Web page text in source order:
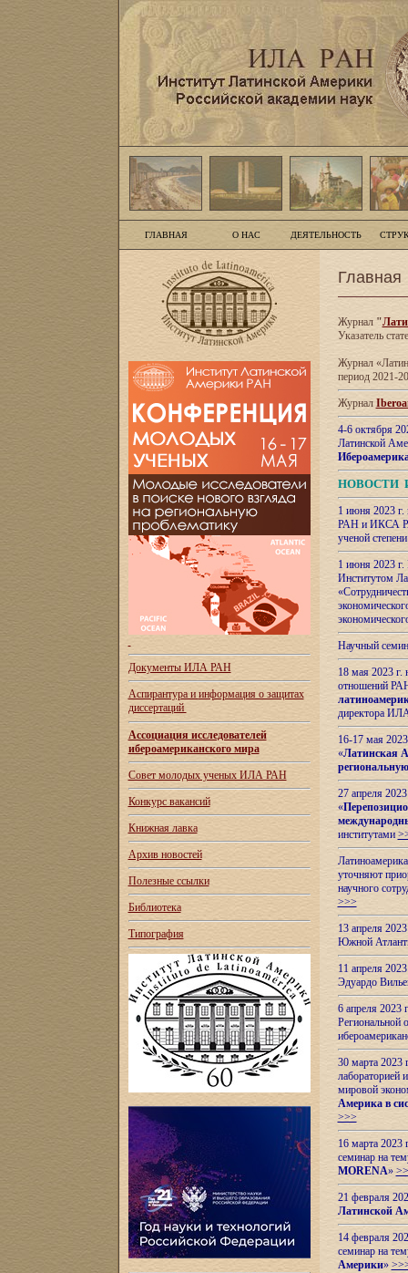
ГЛАВНАЯ О НАС ДЕЯТЕЛЬНОСТЬ
Документы ИЛА РАН
Аспирантура и информация о защитах
диссертаций
Ассоциация исследователей
ибероамериканского мира
Совет молодых ученых ИЛА РАН
Конкурс вакансий
Книжная лавка
Архив новостей
Полезные ссылки
Библиотека
Типография
Главная
Журнал"
Указатель
Журнал
период 2021-
Журнал
4-6 октября
Латинской
НОВОСТИ
1 июня 2023
РАН и ИКСА
ученой
1 июня 2023
Институтом
Научный
18 мая 2023
отношений
директора
16-17 мая
«Латинская
27 апреля
«
институтами
уточняют
научного
>>>
13 апреля
Южной
11 апреля
Эдуардо
6 апреля
Региональной
30 марта 2023
лабораторией
мировой
Америка в
>>>
16 марта 2023
семинар на
MORENA»
21 февраля
Латинской
14 февраля
семинар на
Америки»